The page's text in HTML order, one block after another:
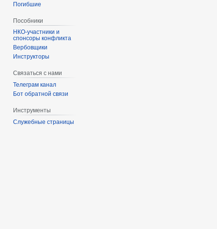
Погибшие
Пособники
спонсоры конфликта
‏‎Вербовщики
Инструкторы
Связаться с нами
Телеграм канал
Бот обратной связи
Инструменты
Служебные страницы